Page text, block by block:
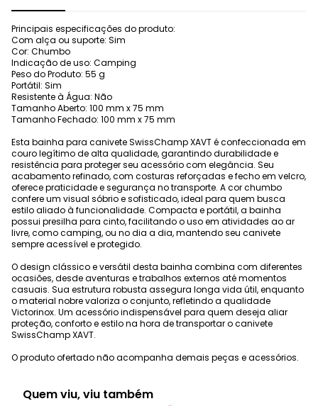
Principais especificações do produto:
Com alça ou suporte: Sim
Cor: Chumbo
Indicação de uso: Camping
Peso do Produto: 55 g
Portátil: Sim
Resistente à Água: Não
Tamanho Aberto: 100 mm x 75 mm
Tamanho Fechado: 100 mm x 75 mm
Esta bainha para canivete SwissChamp XAVT é confeccionada em
couro legítimo de alta qualidade, garantindo durabilidade e
resistência para proteger seu acessório com elegância. Seu
acabamento refinado, com costuras reforçadas e fecho em velcro,
oferece praticidade e segurança no transporte. A cor chumbo
confere um visual sóbrio e sofisticado, ideal para quem busca
estilo aliado à funcionalidade. Compacta e portátil, a bainha
possui presilha para cinto, facilitando o uso em atividades ao ar
livre, como camping, ou no dia a dia, mantendo seu canivete
sempre acessível e protegido.
O design clássico e versátil desta bainha combina com diferentes
ocasiões, desde aventuras e trabalhos externos até momentos
casuais. Sua estrutura robusta assegura longa vida útil, enquanto
o material nobre valoriza o conjunto, refletindo a qualidade
Victorinox. Um acessório indispensável para quem deseja aliar
proteção, conforto e estilo na hora de transportar o canivete
SwissChamp XAVT.
O produto ofertado não acompanha demais peças e acessórios.
Quem viu, viu também